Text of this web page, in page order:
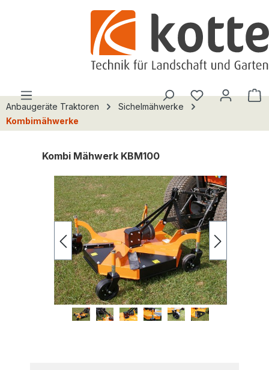
Du hast 0
Anbaugeräte Traktoren
Sichelmähwerke
Kombimähwerke
Kombi Mähwerk KBM100
Bildergalerie überspringen